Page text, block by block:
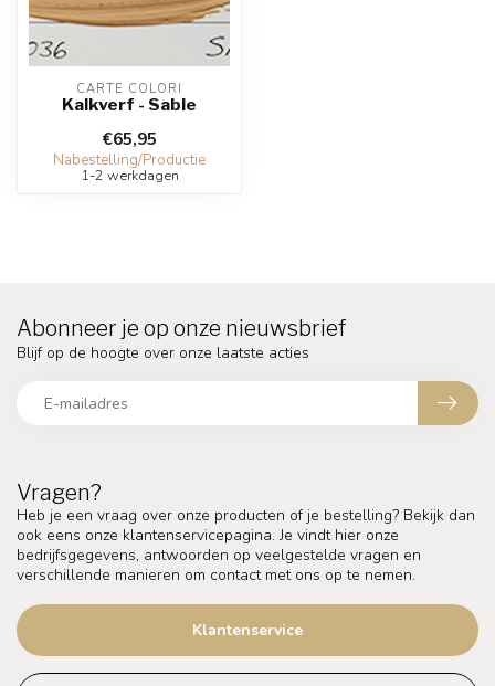
CARTE COLORI
Kalkverf - Sable
€65,95
Nabestelling/Productie
1-2 werkdagen
Vragen?
Heb je een vraag over onze producten of je bestelling? Bekijk dan
ook eens onze klantenservicepagina. Je vindt hier onze
bedrijfsgegevens, antwoorden op veelgestelde vragen en
verschillende manieren om contact met ons op te nemen.
Klantenservice
Abonneer je op onze nieuwsbrief
Blijf op de hoogte over onze laatste acties